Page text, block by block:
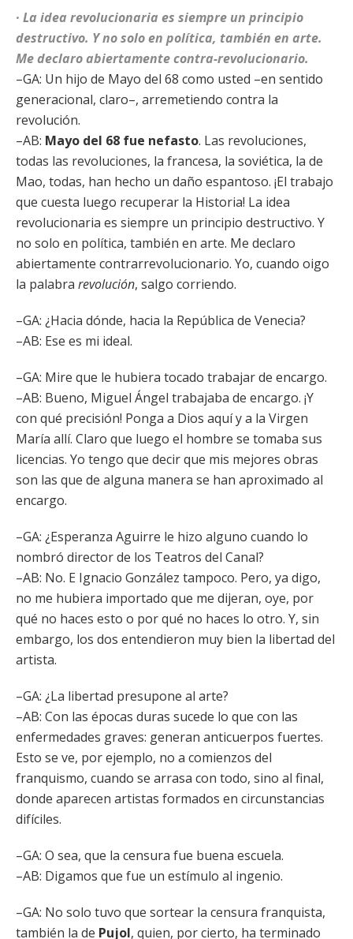
· La idea revolucionaria es siempre un principio
destructivo. Y no solo en política, también en arte.
Me declaro abiertamente contra-revolucionario.
–GA: Un hijo de Mayo del 68 como usted –en sentido
generacional, claro–, arremetiendo contra la
revolución.
–AB: Mayo del 68 fue nefasto. Las revoluciones,
todas las revoluciones, la francesa, la soviética, la de
Mao, todas, han hecho un daño espantoso. ¡El trabajo
que cuesta luego recuperar la Historia! La idea
revolucionaria es siempre un principio destructivo. Y
no solo en política, también en arte. Me declaro
abiertamente contrarrevolucionario. Yo, cuando oigo
la palabra revolución, salgo corriendo.
–GA: ¿Hacia dónde, hacia la República de Venecia?
–AB: Ese es mi ideal.
–GA: Mire que le hubiera tocado trabajar de encargo.
–AB: Bueno, Miguel Ángel trabajaba de encargo. ¡Y
con qué precisión! Ponga a Dios aquí y a la Virgen
María allí. Claro que luego el hombre se tomaba sus
licencias. Yo tengo que decir que mis mejores obras
son las que de alguna manera se han aproximado al
encargo.
–GA: ¿Esperanza Aguirre le hizo alguno cuando lo
nombró director de los Teatros del Canal?
–AB: No. E Ignacio González tampoco. Pero, ya digo,
no me hubiera importado que me dijeran, oye, por
qué no haces esto o por qué no haces lo otro. Y, sin
embargo, los dos entendieron muy bien la libertad del
artista.
–GA: ¿La libertad presupone al arte?
–AB: Con las épocas duras sucede lo que con las
enfermedades graves: generan anticuerpos fuertes.
Esto se ve, por ejemplo, no a comienzos del
franquismo, cuando se arrasa con todo, sino al final,
donde aparecen artistas formados en circunstancias
difíciles.
–GA: O sea, que la censura fue buena escuela.
–AB: Digamos que fue un estímulo al ingenio.
–GA: No solo tuvo que sortear la censura franquista,
también la de Pujol, quien, por cierto, ha terminado